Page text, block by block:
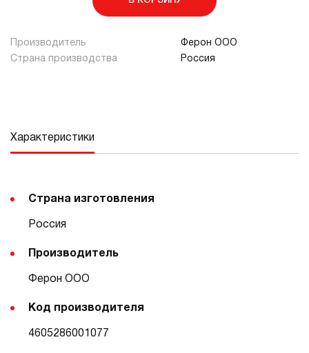
Производитель
Ферон ООО
Страна производства
Россия
Характеристики
Страна изготовления
Россия
Производитель
Ферон ООО
Код производителя
4605286001077